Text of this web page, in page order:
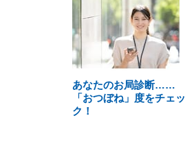
あなたのお局診断……
「おつぼね」度をチェッ
ク！